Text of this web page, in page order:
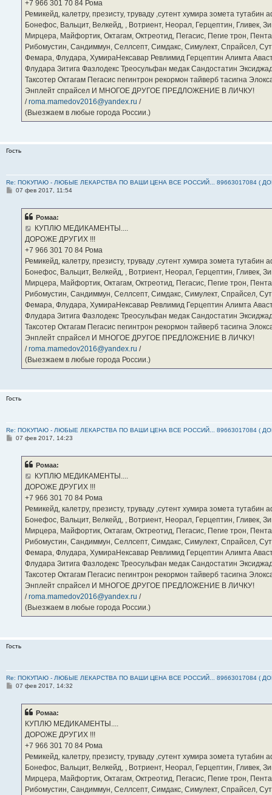
‪+7 966 301 70 84‬ Рома
Ремикейд, калетру, презисту, труваду ,сутент хумира зомета
Бонефос, Вальцит, Велкейд, , Вотриент, Неорал, Герцептин, Гливек,
Мирцера, Майфортик, Октагам, Октреотид, Пегасис, Пегие трон,
Рибомустин, Сандиммун, Селлсепт, Симдакс, Симулект, Спрайсел,
Фемара, Флудара, ХумираНексавар Ревлимид Герцептин Алимта
Флудара Зитига Фазлодекс Треосульфан медак Сандостатин
Таксотер Октагам Пегасис пегинтрон рекормон тайверб тасигна
Энплейт спрайсел И МНОГОЕ ДРУГОЕ ПРЕДЛОЖЕНИЕ В ЛИЧКУ!
/roma.mamedov2016@yandex.ru /
(Выезжаем в любые города России.)
Гость
Re: ПОКУПАЮ - ЛЮБЫЕ ЛЕКАРСТВА ПО ВАШИ ЦЕНА ВСЕ РОССИЙ... 89663017084 (
С07 фев 2017, 11:54
Ромаа:
КУПЛЮ МЕДИКАМЕНТЫ....
ДОРОЖЕ ДРУГИХ !!!
‪+7 966 301 70 84‬ Рома
Ремикейд, калетру, презисту, труваду ,сутент хумира зомета
Бонефос, Вальцит, Велкейд, , Вотриент, Неорал, Герцептин, Гливек,
Мирцера, Майфортик, Октагам, Октреотид, Пегасис, Пегие трон,
Рибомустин, Сандиммун, Селлсепт, Симдакс, Симулект, Спрайсел,
Фемара, Флудара, ХумираНексавар Ревлимид Герцептин Алимта
Флудара Зитига Фазлодекс Треосульфан медак Сандостатин
Таксотер Октагам Пегасис пегинтрон рекормон тайверб тасигна
Энплейт спрайсел И МНОГОЕ ДРУГОЕ ПРЕДЛОЖЕНИЕ В ЛИЧКУ!
/roma.mamedov2016@yandex.ru /
(Выезжаем в любые города России.)
Гость
Re: ПОКУПАЮ - ЛЮБЫЕ ЛЕКАРСТВА ПО ВАШИ ЦЕНА ВСЕ РОССИЙ... 89663017084 (
С07 фев 2017, 14:23
Ромаа:
КУПЛЮ МЕДИКАМЕНТЫ....
ДОРОЖЕ ДРУГИХ !!!
‪+7 966 301 70 84‬ Рома
Ремикейд, калетру, презисту, труваду ,сутент хумира зомета
Бонефос, Вальцит, Велкейд, , Вотриент, Неорал, Герцептин, Гливек,
Мирцера, Майфортик, Октагам, Октреотид, Пегасис, Пегие трон,
Рибомустин, Сандиммун, Селлсепт, Симдакс, Симулект, Спрайсел,
Фемара, Флудара, ХумираНексавар Ревлимид Герцептин Алимта
Флудара Зитига Фазлодекс Треосульфан медак Сандостатин
Таксотер Октагам Пегасис пегинтрон рекормон тайверб тасигна
Энплейт спрайсел И МНОГОЕ ДРУГОЕ ПРЕДЛОЖЕНИЕ В ЛИЧКУ!
/roma.mamedov2016@yandex.ru /
(Выезжаем в любые города России.)
Гость
Re: ПОКУПАЮ - ЛЮБЫЕ ЛЕКАРСТВА ПО ВАШИ ЦЕНА ВСЕ РОССИЙ... 89663017084 (
С07 фев 2017, 14:32
Ромаа:
КУПЛЮ МЕДИКАМЕНТЫ....
ДОРОЖЕ ДРУГИХ !!!
‪+7 966 301 70 84‬ Рома
Ремикейд, калетру, презисту, труваду ,сутент хумира зомета
Бонефос, Вальцит, Велкейд, , Вотриент, Неорал, Герцептин, Гливек,
Мирцера, Майфортик, Октагам, Октреотид, Пегасис, Пегие трон,
Рибомустин, Сандиммун, Селлсепт, Симдакс, Симулект, Спрайсел,